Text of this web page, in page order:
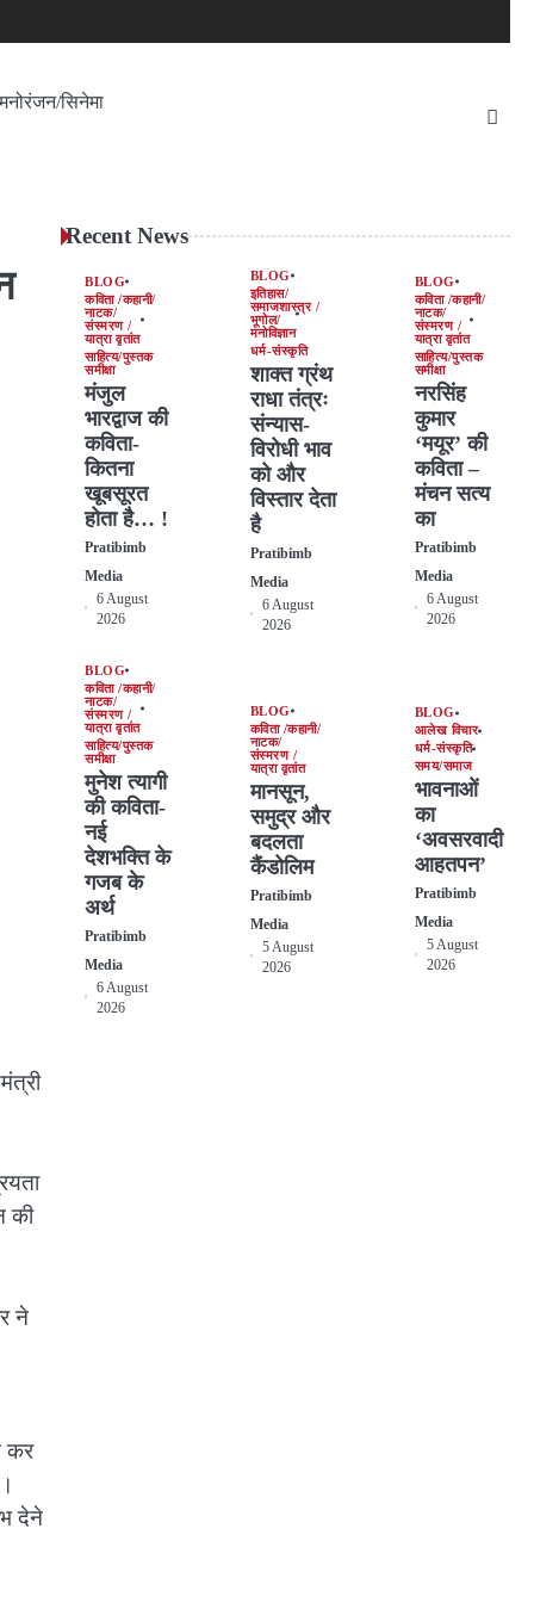
सिनेमा
की
ने
कर
देने
Recent News
BLOG
कविता /कहानी/
नाटक/
संस्मरण /
यात्रा वृतांत
साहित्य/पुस्तक
समीक्षा
मंजुल
भारद्वाज की
कविता-
कितना
खूबसूरत
होता है… !
Pratibimb
Media
6 August
2026
BLOG
इतिहास/
समाजशास्त्र /
भूगोल/
मनोविज्ञान
धर्म-संस्कृति
शाक्त ग्रंथ
राधा तंत्रः
संन्यास-
विरोधी भाव
को और
विस्तार देता
है
Pratibimb
Media
6 August
2026
BLOG
कविता /कहानी/
नाटक/
संस्मरण /
यात्रा वृतांत
साहित्य/पुस्तक
समीक्षा
नरसिंह
कुमार
‘मयूर’ की
कविता –
मंचन सत्य
का
Pratibimb
Media
6 August
2026
BLOG
कविता /कहानी/
नाटक/
संस्मरण /
यात्रा वृतांत
साहित्य/पुस्तक
समीक्षा
मुनेश त्यागी
की कविता-
नई
देशभक्ति के
गजब के
अर्थ
Pratibimb
Media
6 August
2026
BLOG
कविता /कहानी/
नाटक/
संस्मरण /
यात्रा वृतांत
मानसून,
समुद्र और
बदलता
कैंडोलिम
Pratibimb
Media
5 August
2026
BLOG
आलेख विचार
धर्म-संस्कृति
समय/समाज
भावनाओं
का
‘अवसरवादी
आहतपन’
Pratibimb
Media
5 August
2026